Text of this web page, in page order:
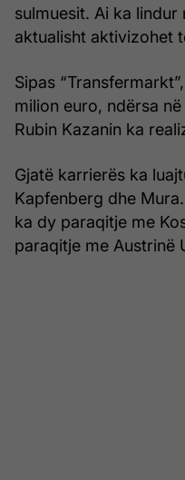
sulmuesit. Ai ka lindur
aktualisht aktivizohet
Sipas
milion euro, ndërsa
Rubin Kazanin ka
Gjatë karrierës ka
Kapfenberg dhe
ka dy paraqitje me
paraqitje me Austrinë